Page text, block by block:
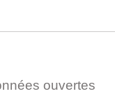
ouvertes